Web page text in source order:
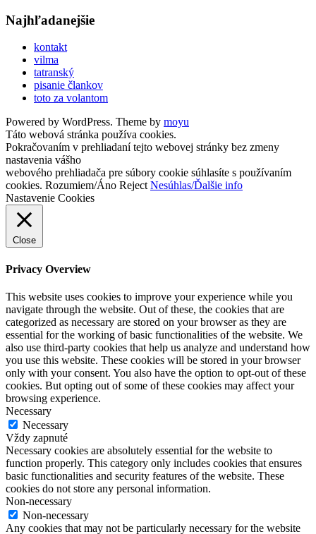
Najhľadanejšie
kontakt
vilma
tatranský
pisanie člankov
toto za volantom
Powered by WordPress. Theme by moyu
Táto webová stránka používa cookies.
Pokračovaním v prehliadaní tejto webovej stránky bez zmeny
nastavenia vášho
webového prehliadača pre súbory cookie súhlasíte s používaním
cookies. Rozumiem/Áno Reject Nesúhlas/Ďalšie info
Nastavenie Cookies
Close
Privacy Overview
This website uses cookies to improve your experience while you
navigate through the website. Out of these, the cookies that are
categorized as necessary are stored on your browser as they are
essential for the working of basic functionalities of the website. We
also use third-party cookies that help us analyze and understand how
you use this website. These cookies will be stored in your browser
only with your consent. You also have the option to opt-out of these
cookies. But opting out of some of these cookies may affect your
browsing experience.
Necessary
Necessary
Vždy zapnuté
Necessary cookies are absolutely essential for the website to
function properly. This category only includes cookies that ensures
basic functionalities and security features of the website. These
cookies do not store any personal information.
Non-necessary
Non-necessary
Any cookies that may not be particularly necessary for the website